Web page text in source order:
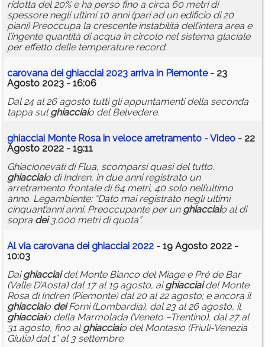
ridotta del 20% e ha perso fino a circa 60 metri di
spessore negli ultimi 10 anni (pari ad un edificio di 20
piani) Preoccupa la crescente instabilità dell’intera area e
l’ingente quantità di acqua in circolo nel sistema glaciale
per effetto delle temperature record.
carovana dei ghiacciai 2023 arriva in Piemonte- 23
Agosto 2023 - 16:06
Dal 24 al 26 agosto tutti gli appuntamenti della seconda
tappa sulghiacciaio del Belvedere.
ghiacciai Monte Rosa in veloce arretramento - Video - 22
Agosto 2022 - 19:11
Ghiacionevati di Flua, scomparsi quasi del tutto.
ghiacciaio di Indren, in due anni registrato un
arretramento frontale di 64 metri, 40 solo nell’ultimo
anno. Legambiente: “Dato mai registrato negli ultimi
cinquant’anni anni. Preoccupante per un ghiacciaio al di
sopra dei3.000 metri di quota”.
Al via carovana dei ghiacciai 2022 - 19 Agosto 2022 -
10:03
Daighiacciaidel Monte Bianco del Miage e Pré de Bar
(Valle D’Aosta) dal 17 al 19 agosto, aighiacciaidel Monte
Rosa di Indren (Piemonte) dal 20 al 22 agosto; e ancora il
ghiacciaio deiForni (Lombardia), dal 23 al 26 agosto, il
ghiacciaio della Marmolada (Veneto –Trentino), dal 27 al
31 agosto, fino alghiacciaio del Montasio (Friuli-Venezia
Giulia) dal 1° al 3 settembre.